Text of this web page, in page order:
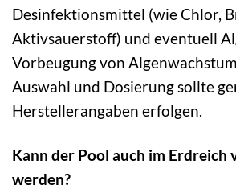
Desinfektionsmittel (wie Chlor,
Aktivsauerstoff) und eventuell
Vorbeugung von
Auswahl und Dosierung sollte
Herstellerangaben erfolgen.
Kann der Pool auch im Erdreich
werden?